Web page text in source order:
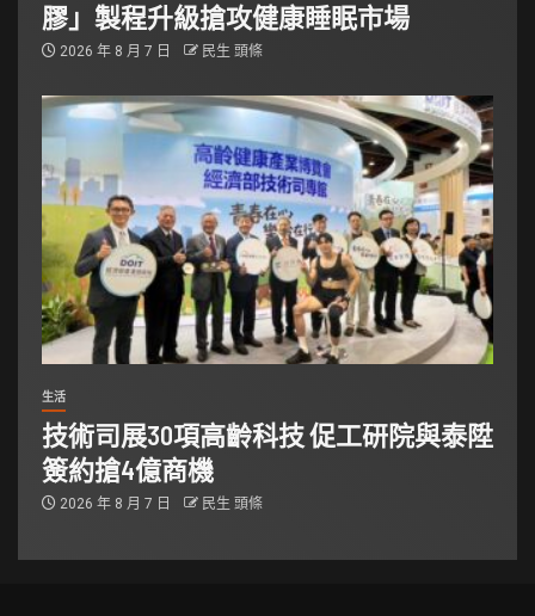
膠」製程升級搶攻健康睡眠市場
2026 年 8 月 7 日 民生 頭條
生活
技術司展30項高齡科技 促工研院與泰陞
簽約搶4億商機
2026 年 8 月 7 日 民生 頭條